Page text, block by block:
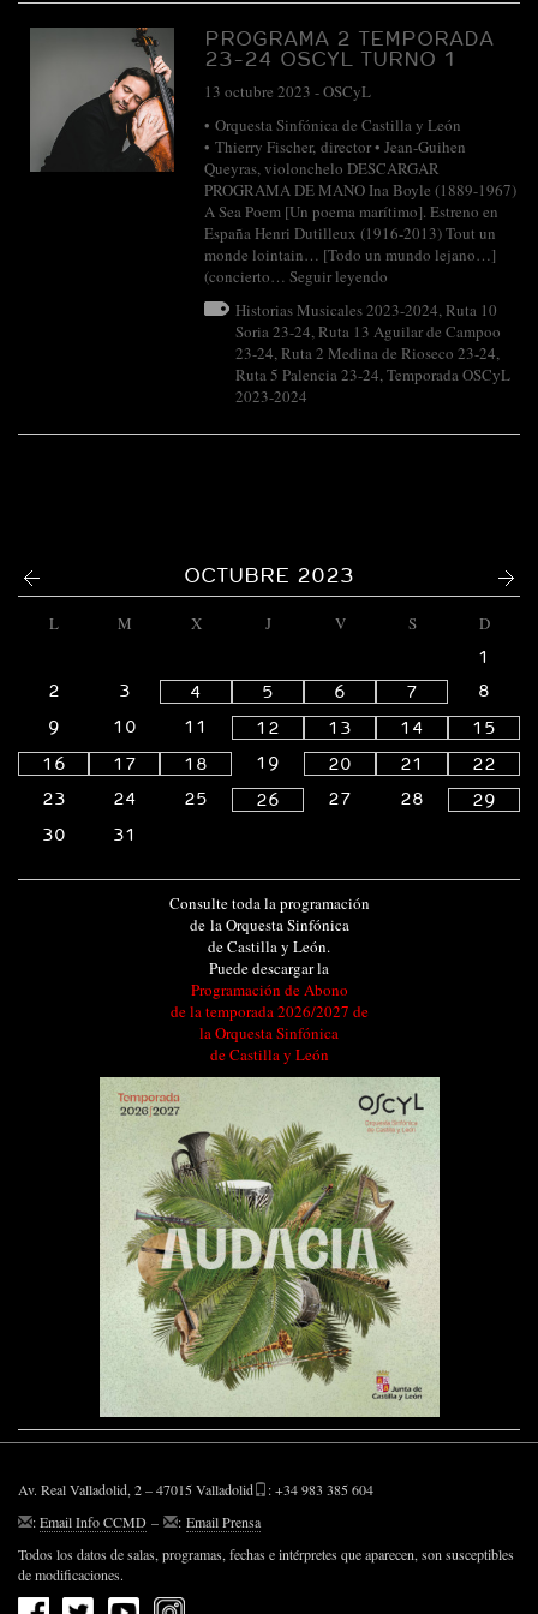
PROGRAMA 2 TEMPORADA
23-24 OSCYL TURNO 1
13 octubre 2023 -OSCyL
• Orquesta Sinfónica de Castilla y León
• Thierry Fischer, director • Jean-Guihen
Queyras, violonchelo DESCARGAR
PROGRAMA DE MANO Ina Boyle (1889-1967)
A Sea Poem [Un poema marítimo]. Estreno en
España Henri Dutilleux (1916-2013) Tout un
monde lointain… [Todo un mundo lejano…]
(concierto… Seguir leyendo
Historias Musicales 2023-2024,Ruta 10
Soria 23-24,Ruta 13 Aguilar de Campoo
23-24,Ruta 2 Medina de Rioseco 23-24,
Ruta 5 Palencia 23-24,Temporada OSCyL
2023-2024
OCTUBRE 2023
L M X J V S
D
1
2
3 4 5 6 7
8
9
10 11 12 13 14
15
16
17 18 19 20 21
22
23
24 25 26 27 28
29
30
31
Consulte toda la programación
de la Orquesta Sinfónica
de Castilla y León.
Puede descargar la
Programación de Abono
de la temporada 2026/2027 de
la Orquesta Sinfónica
de Castilla y León
Av. Real Valladolid, 2 – 47015 Valladolid
: +34 983 385 604
:Email Info CCMD – : Email Prensa
Todos los datos de salas, programas, fechas e intérpretes que aparecen, son susceptibles
de modificaciones.